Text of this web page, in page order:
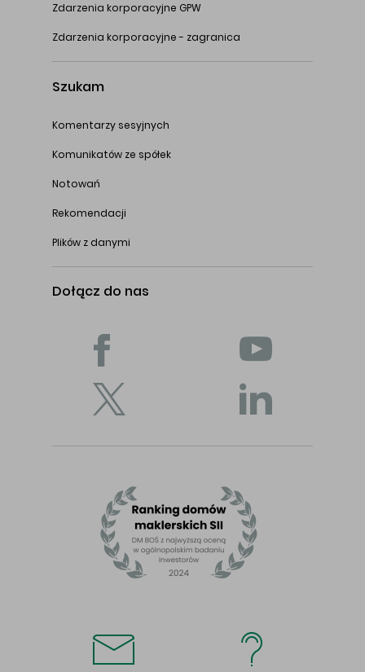
Zdarzenia korporacyjne GPW
Zdarzenia korporacyjne - zagranica
Szukam
Komentarzy sesyjnych
Komunikatów ze spółek
Notowań
Rekomendacji
Plików z danymi
Dołącz do nas